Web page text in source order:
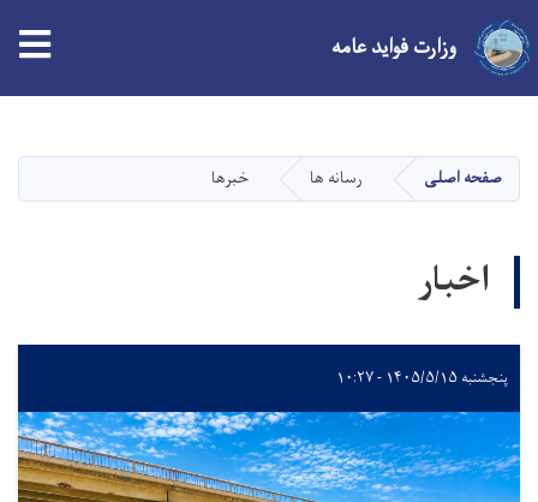
main
content
وزارت فواید عامه
صفحه اصلی رسانه ها خبرها
اخبار
پنجشنبه ۱۴۰۵/۵/۱۵ - ۱۰:۲۷